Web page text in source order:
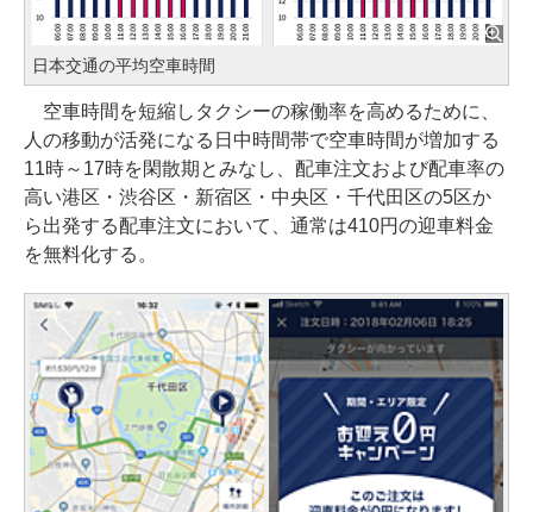
日本交通の平均空車時間
空車時間を短縮しタクシーの稼働率を高めるために、
人の移動が活発になる日中時間帯で空車時間が増加する
11時～17時を閑散期とみなし、配車注文および配車率の
高い港区・渋谷区・新宿区・中央区・千代田区の5区か
ら出発する配車注文において、通常は410円の迎車料金
を無料化する。